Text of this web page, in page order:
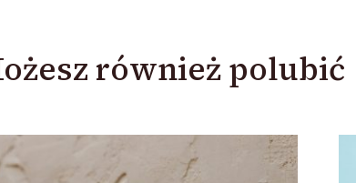
również polubić